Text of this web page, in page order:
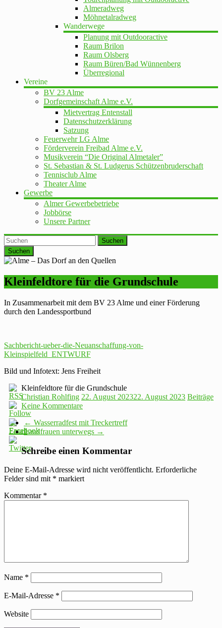
Almeradweg
Möhnetalradweg
Wanderwege
Planung mit Outdooractive
Raum Brilon
Raum Olsberg
Raum Büren/Bad Wünnenberg
Überregional
Vereine
BV 23 Alme
Dorfgemeinschaft Alme e.V.
Mietvertrag Entenstall
Datenschutzerklärung
Satzung
Feuerwehr LG Alme
Förderverein Freibad Alme e.V.
Musikverein “Die Original Almetaler”
St. Sebastian & St. Ludgerus Schützenbruderschaft
Tennisclub Alme
Theater Alme
Gewerbe
Almer Gewerbebetriebe
Jobbörse
Unsere Partner
Suchen
Kleinfeldtore für die Grundschule
In Zusammenarbeit mit dem BV 23 Alme und einer Förderung
durch den Landessportbund
Sachbericht-ueber-die-Neuanschaffung-von-
Kleinspielfeld_ENTWURF
Bild und Infotext: Jens Freiheit
Kleinfeldtore für die Grundschule
Christian Rohlfing 22. August 202322. August 2023 Beiträge
Keine Kommentare
← Wasserradfest mit Treckertreff
Landfrauen unterwegs →
Schreibe einen Kommentar
Deine E-Mail-Adresse wird nicht veröffentlicht. Erforderliche
Felder sind mit * markiert
Kommentar *
Name *
E-Mail-Adresse *
Website